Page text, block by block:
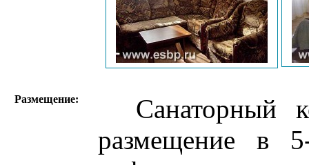
Размещение:
Санаторный
размещение в